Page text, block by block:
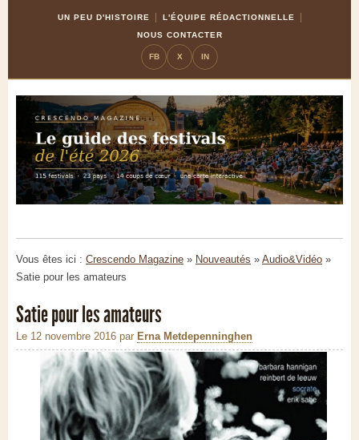
UN PEU D'HISTOIRE
L'ÉQUIPE RÉDACTIONNELLE
NOUS CONTACTER
FB X IN
Vous êtes ici : Crescendo Magazine » Nouveautés » Audio&Vidéo »
Satie pour les amateurs
Satie pour les amateurs
Le 12 novembre 2016 par Erna Metdepenninghen